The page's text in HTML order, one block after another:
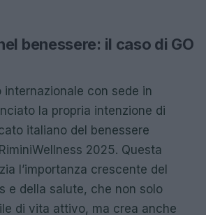
benessere: il caso di GO
internazionale con sede in
la propria intenzione di
italiano del benessere
2025. Questa
l’importanza crescente del
e della salute, che non solo
di vita attivo, ma crea anche